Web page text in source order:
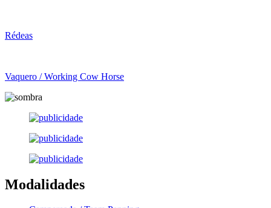
Rédeas
Vaquero / Working Cow Horse
Modalidades